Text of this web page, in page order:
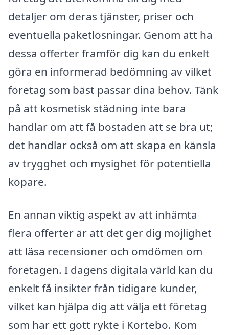
detaljer om deras tjänster, priser och
eventuella paketlösningar. Genom att ha
dessa offerter framför dig kan du enkelt
göra en informerad bedömning av vilket
företag som bäst passar dina behov. Tänk
på att kosmetisk städning inte bara
handlar om att få bostaden att se bra ut;
det handlar också om att skapa en känsla
av trygghet och mysighet för potentiella
köpare.
En annan viktig aspekt av att inhämta
flera offerter är att det ger dig möjlighet
att läsa recensioner och omdömen om
företagen. I dagens digitala värld kan du
enkelt få insikter från tidigare kunder,
vilket kan hjälpa dig att välja ett företag
som har ett gott rykte i Kortebo. Kom